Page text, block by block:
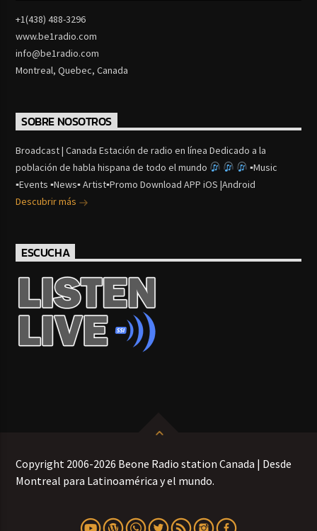
+1(438) 488-3296
www.be1radio.com
info@be1radio.com
Montreal, Quebec, Canada
SOBRE NOSOTROS
Broadcast | Canada Estación de radio en línea Dedicado a la
población de habla hispana de todo el mundo
▪Music
▪Events ▪News▪ Artist▪Promo Download APP iOS |Android
Descubrir más
ESCUCHA
Copyright 2006-2026 Beone Radio station Canada | Desde
Montreal para Latinoamérica y el mundo.